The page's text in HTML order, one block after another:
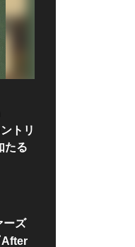
トリ
たる
ーズ
After